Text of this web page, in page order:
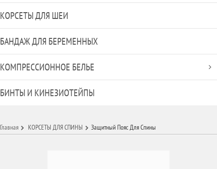
КОРСЕТЫ ДЛЯ ШЕИ
БАНДАЖ ДЛЯ БЕРЕМЕННЫХ
КОМПРЕССИОННОЕ БЕЛЬЕ
БИНТЫ И КИНЕЗИОТЕЙПЫ
Главная КОРСЕТЫ ДЛЯ СПИНЫ Защитный Пояс Для Спины